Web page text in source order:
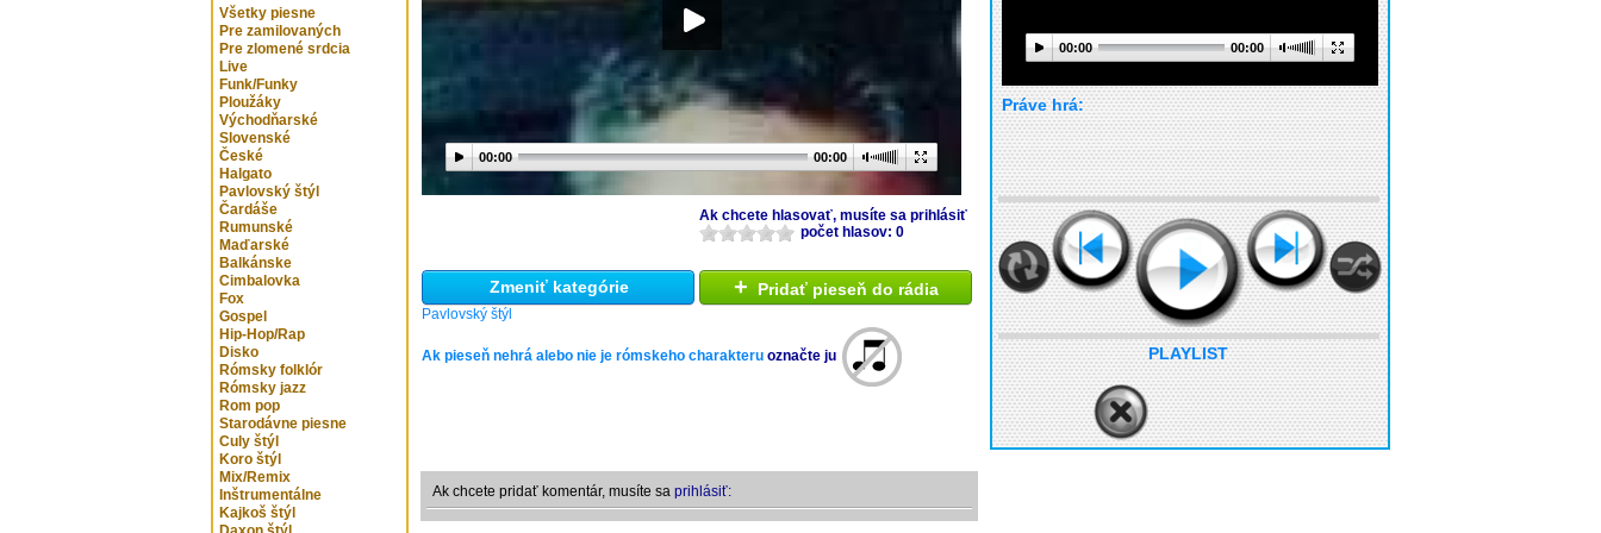
Všetky piesne
Pre zamilovaných
Pre zlomené srdcia
Live
Funk/Funky
Ploužáky
Východňarské
Slovenské
České
Halgato
Pavlovský štýl
Čardáše
Rumunské
Maďarské
Balkánske
Cimbalovka
Fox
Gospel
Hip-Hop/Rap
Disko
Rómsky folklór
Rómsky jazz
Rom pop
Starodávne piesne
Culy štýl
Koro štýl
Mix/Remix
Inštrumentálne
Kajkoš štýl
00:00 00:00
Ak chcete hlasovať, musíte sa prihlásiť
počet hlasov: 0
Zmeniť kategórie
Pavlovský štýl
+ Pridať pieseň do rádia
Ak pieseň nehrá alebo nie je rómskeho charakteru označte ju
Ak chcete pridať komentár, musíte sa prihlásiť:
00:00 00:00
Práve hrá:
PLAYLIST